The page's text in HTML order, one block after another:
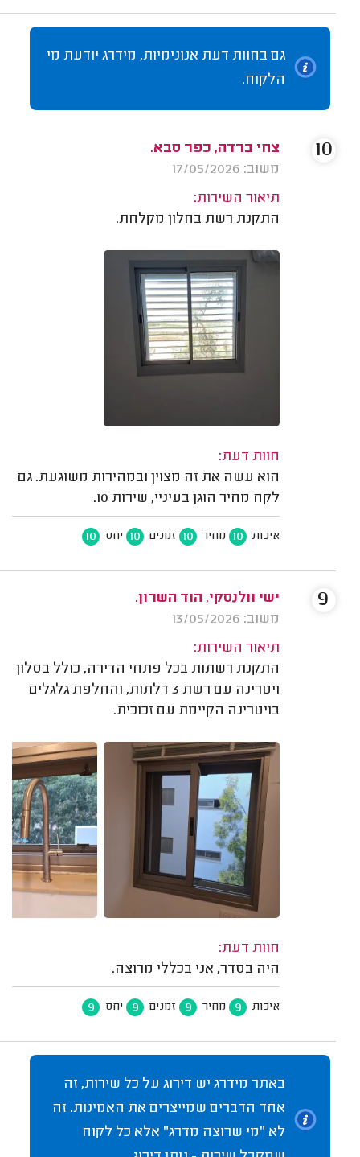
גם בחוות דעת אנונימיות, מידרג יודעת מי
הלקוח.
צחי ברדה, כפר סבא.
משוב: 17/05/2026
תיאור השירות:
התקנת רשת בחלון מקלחת.
חוות דעת:
הוא עשה את זה מצוין ובמהירות משוגעת. גם
לקח מחיר הוגן בעיניי, שירות 10.
איכות 10 מחיר 10 זמנים 10 יחס 10
10
ישי וולנסקי, הוד השרון.
משוב: 13/05/2026
תיאור השירות:
התקנת רשתות בכל פתחי הדירה, כולל בסלון
ויטרינה עם רשת 3 דלתות, והחלפת גלגלים
בויטרינה הקיימת עם זכוכית.
חוות דעת:
היה בסדר, אני בכללי מרוצה.
איכות 9 מחיר 9 זמנים 9 יחס 9
9
באתר מידרג יש דירוג על כל שירות, זה
אחד הדברים שמייצרים את האמינות. זה
לא "מי שרוצה מדרג" אלא כל לקוח